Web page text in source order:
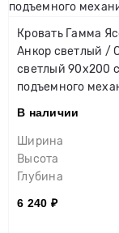
Кровать Гамма
Анкор светлый /
светлый 90х200
подъемного
В наличии
Ширина
Высота
Глубина
6 240 ₽